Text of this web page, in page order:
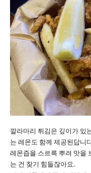
깔라마리 튀김은 깊이가 있
는 레몬도 함께 제공된답니
레몬즙을 스르륵 뿌려 맛을
는 건 찾기 힘들잖아요.